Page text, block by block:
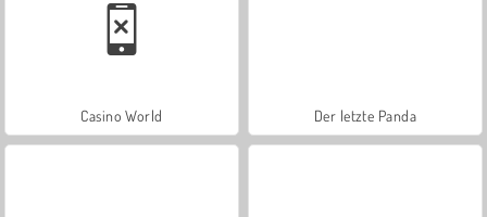
Casino World Der letzte Panda